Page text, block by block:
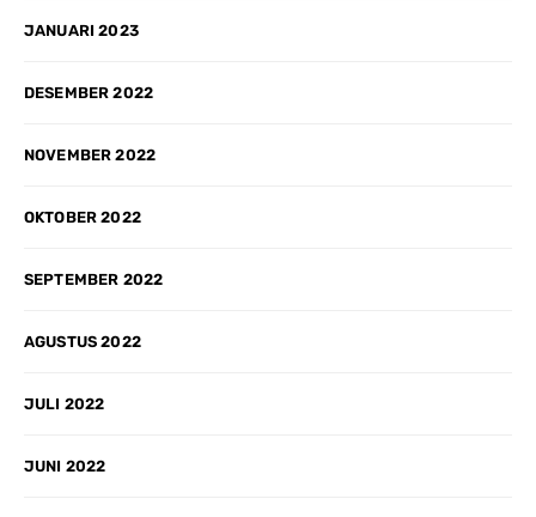
JANUARI 2023
DESEMBER 2022
NOVEMBER 2022
OKTOBER 2022
SEPTEMBER 2022
AGUSTUS 2022
JULI 2022
JUNI 2022